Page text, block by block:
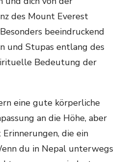
des Mount Everest
beeindruckend
und Stupas entlang des
Bedeutung der
eine gute körperliche
an die Höhe, aber
die ein
du in Nepal unterwegs